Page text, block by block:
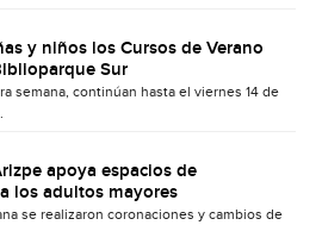
y niños los Cursos de Verano
Sur
semana, continúan hasta el viernes 14 de
apoya espacios de
los adultos mayores
se realizaron coronaciones y cambios de